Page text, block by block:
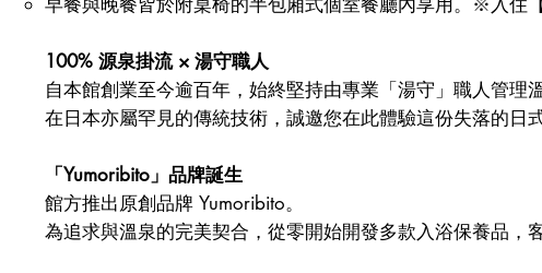
100% 源泉掛流 × 湯守職人
自本館創業至今逾百年，始終堅持由專業「湯守」職人管理溫
在日本亦屬罕見的傳統技術，誠邀您在此體驗這份失落的日
「Yumoribito」品牌誕生
館方推出原創品牌 Yumoribito。
為追求與溫泉的完美契合，從零開始開發多款入浴保養品，